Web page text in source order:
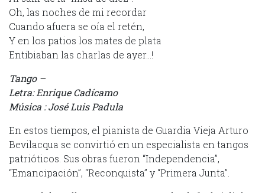
Oh, las noches de mi recordar
Cuando afuera se oía el retén,
Y en los patios los mates de plata
Entibiaban las charlas de ayer…!
Tango –
Letra: Enrique Cadícamo
Música : José Luis Padula
En estos tiempos, el pianista de Guardia Vieja Arturo
Bevilacqua se convirtió en un especialista en tangos
patrióticos. Sus obras fueron “Independencia”,
“Emancipación”, “Reconquista” y “Primera Junta”.